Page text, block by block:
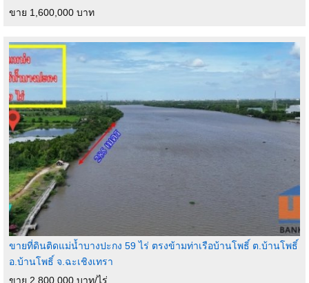
ขาย 1,600,000 บาท
ขายที่ดินติดแม่น้ำบางปะกง 59 ไร่ ตรงข้ามท่าเรือบ้านโพธิ์ ต.บ้านโพธิ์
อ.บ้านโพธิ์ จ.ฉะเชิงเทรา
ขาย 2,800,000 บาท/ไร่